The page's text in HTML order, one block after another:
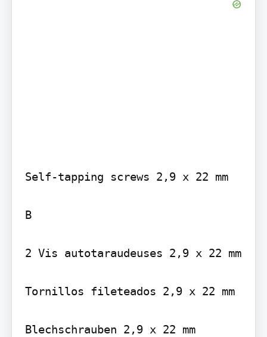
Self-tapping screws 2,9 x 22 mm
B
2 Vis autotaraudeuses 2,9 x 22 mm
Tornillos fileteados 2,9 x 22 mm
Blechschrauben 2,9 x 22 mm